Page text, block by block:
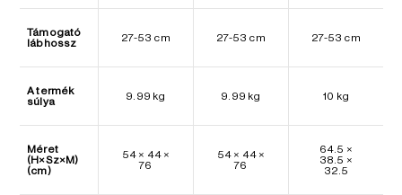
Támogató
lábhossz
27-53 cm 27-53 cm 27-53 cm
A termék
súlya
9.99 kg 9.99 kg 10 kg
Méret
(H×Sz×M)
(cm)
54 × 44 ×
76
54 × 44 ×
76
64.5 ×
38.5 ×
32.5